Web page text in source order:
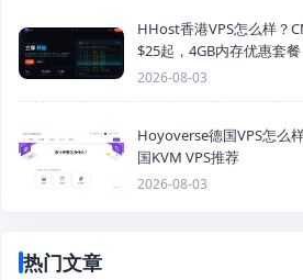
HHost香港VPS怎么样？
$25起，4GB内存优惠套餐
2026-08-03
Hoyoverse德国VPS怎么
国KVM VPS推荐
2026-08-03
热门文章